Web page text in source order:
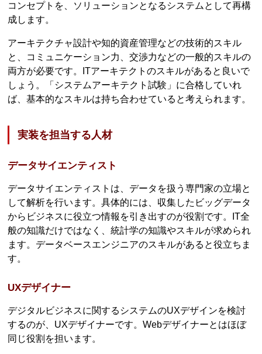
コンセプトを、ソリューションとなるシステムとして再構
成します。
アーキテクチャ設計や知的資産管理などの技術的スキル
と、コミュニケーション力、交渉力などの一般的スキルの
両方が必要です。ITアーキテクトのスキルがあると良いで
しょう。「システムアーキテクト試験」に合格していれ
ば、基本的なスキルは持ち合わせていると考えられます。
実装を担当する人材
データサイエンティスト
データサイエンティストは、データを扱う専門家の立場と
して解析を行います。具体的には、収集したビッグデータ
からビジネスに役立つ情報を引き出すのが役割です。IT全
般の知識だけではなく、統計学の知識やスキルが求められ
ます。データベースエンジニアのスキルがあると役立ちま
す。
UXデザイナー
デジタルビジネスに関するシステムのUXデザインを検討
するのが、UXデザイナーです。Webデザイナーとはほぼ
同じ役割を担います。